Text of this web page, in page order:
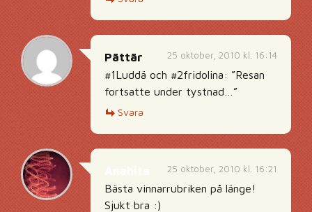
25 oktober, 2010 kl. 16:14
Pättär
#1Luddä och #2fridolina: ”Resan
fortsatte under tystnad…”
Svara
25 oktober, 2010 kl. 16:21
Bästa vinnarrubriken på länge!
Sjukt bra :)